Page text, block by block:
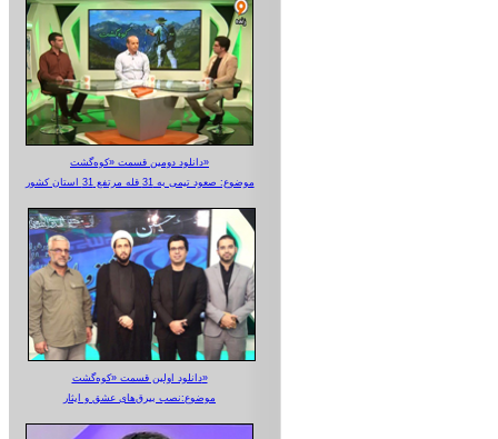
دانلود دومین قسمت «کوه‌گشت»
موضوع: صعود تیمی به 31 قله مرتفع 31 استان کشور
دانلود اولین قسمت «کوه‌گشت»
موضوع:نصب بیرق‌های عشق و ایثار